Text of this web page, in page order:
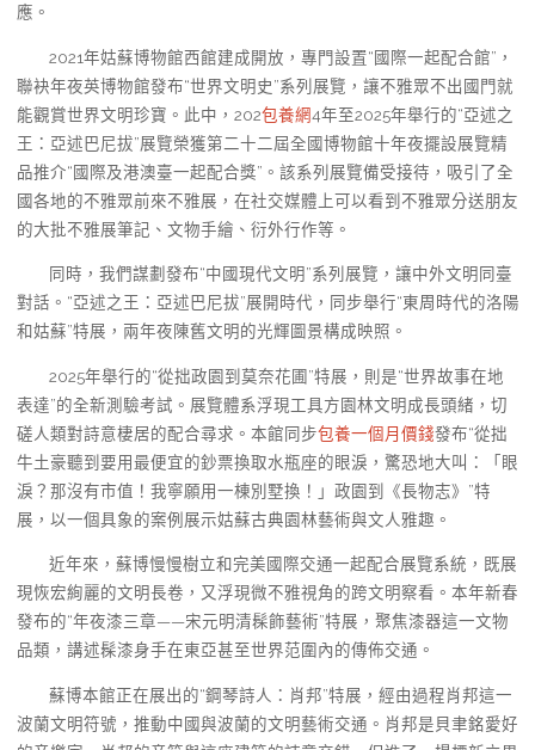
應。
2021年姑蘇博物館西館建成開放，專門設置“國際一起配合館”，
聯袂年夜英博物館發布“世界文明史”系列展覽，讓不雅眾不出國門就
能觀賞世界文明珍寶。此中，202包養網4年至2025年舉行的“亞述之
王：亞述巴尼拔”展覽榮獲第二十二屆全國博物館十年夜擺設展覽精
品推介“國際及港澳臺一起配合獎”。該系列展覽備受接待，吸引了全
國各地的不雅眾前來不雅展，在社交媒體上可以看到不雅眾分送朋友
的大批不雅展筆記、文物手繪、衍外行作等。
同時，我們謀劃發布“中國現代文明”系列展覽，讓中外文明同臺
對話。“亞述之王：亞述巴尼拔”展開時代，同步舉行“東周時代的洛陽
和姑蘇”特展，兩年夜陳舊文明的光輝圖景構成映照。
2025年舉行的“從拙政園到莫奈花圃”特展，則是“世界故事在地
表達”的全新測驗考試。展覽體系浮現工具方園林文明成長頭緒，切
磋人類對詩意棲居的配合尋求。本館同步包養一個月價錢發布“從拙
牛土豪聽到要用最便宜的鈔票換取水瓶座的眼淚，驚恐地大叫：「眼
淚？那沒有市值！我寧願用一棟別墅換！」政園到《長物志》”特
展，以一個具象的案例展示姑蘇古典園林藝術與文人雅趣。
近年來，蘇博慢慢樹立和完美國際交通一起配合展覽系統，既展
現恢宏絢麗的文明長卷，又浮現微不雅視角的跨文明察看。本年新春
發布的“年夜漆三章——宋元明清髹飾藝術”特展，聚焦漆器這一文物
品類，講述髹漆身手在東亞甚至世界范圍內的傳佈交通。
蘇博本館正在展出的“鋼琴詩人：肖邦”特展，經由過程肖邦這一
波蘭文明符號，推動中國與波蘭的文明藝術交通。肖邦是貝聿銘愛好